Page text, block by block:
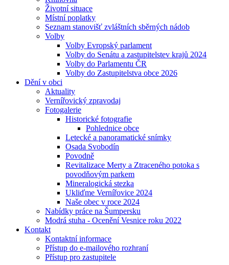
Životní situace
Místní poplatky
Seznam stanovišť zvláštních sběrných nádob
Volby
Volby Evropský parlament
Volby do Senátu a zastupitelstev krajů 2024
Volby do Parlamentu ČR
Volby do Zastupitelstva obce 2026
Dění v obci
Aktuality
Vernířovický zpravodaj
Fotogalerie
Historické fotografie
Pohlednice obce
Letecké a panoramatické snímky
Osada Svobodín
Povodně
Revitalizace Merty a Ztraceného potoka s
povodňovým parkem
Mineralogická stezka
Ukliďme Vernířovice 2024
Naše obec v roce 2024
Nabídky práce na Šumpersku
Modrá stuha - Ocenění Vesnice roku 2022
Kontakt
Kontaktní informace
Přístup do e-mailového rozhraní
Přístup pro zastupitele